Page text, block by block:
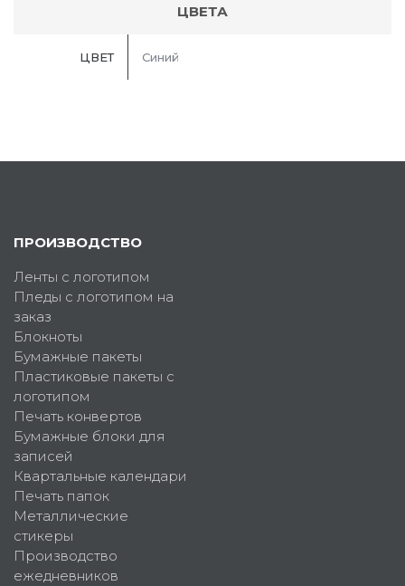
ЦВЕТА
ЦВЕТ Синий
ПРОИЗВОДСТВО
Ленты с логотипом
Пледы с логотипом на
заказ
Блокноты
Бумажные пакеты
Пластиковые пакеты с
логотипом
Печать конвертов
Бумажные блоки для
записей
Квартальные календари
Печать папок
Металлические
стикеры
Производство
ежедневников